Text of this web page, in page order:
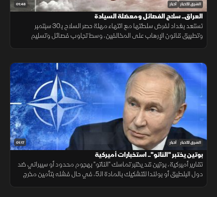
01:48 الشرق للأخبار أخبار
العراق.. سلاح الفصائل ومعضلة السيادة
تستعد بغداد لفرض سلطتها مع انتهاء مهلة حصر السلاح بـ30 سبتمبر
وتطبيق قانون الإرهاب على المخالفين، وسط تجاوب فصائل وتسليم
01:17 الشرق للأخبار أخبار
بوتين يختبر "الناتو".. استخبارات أميركية
تقارير أميركية، بوتين قد يختبر تماسك "الناتو" بهجوم محدود أو سيبراني ضد
دول البلطيق أو بولندا للتشكيك بالمادة الـ5، في حال فشله بتأمين مخرج